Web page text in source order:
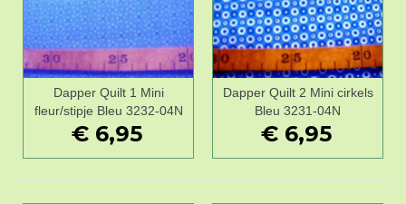
Dapper Quilt 1 Mini
fleur/stipje Bleu 3232-04N
€ 6,95
Dapper Quilt 2 Mini cirkels
Bleu 3231-04N
€ 6,95